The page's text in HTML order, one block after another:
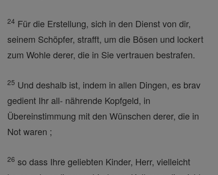
24 Für die Erstellung, sich in den Dienst von dir,
seinem Schöpfer, strafft, um die Bösen und lockert
zum Wohle derer, die in Sie vertrauen bestrafen.
25 Und deshalb ist, indem in allen Dingen, es brav
gedient Ihr all- nährende Kopfgeld, in
Übereinstimmung mit den Wünschen derer, die in
Not waren ;
26 so dass Ihre geliebten Kinder, Herr, vielleicht